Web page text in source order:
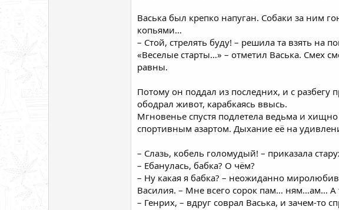
Васька был крепко напуган. Собаки за ним
копьями…
– Стой, стрелять буду! – решила та взять на
«Веселые старты…» – отметил Васька. Смех
равны.
Потому он поддал из последних, и с разбегу
ободрал живот, карабкаясь ввысь.
Мгновенье спустя подлетела ведьма и
спортивным азартом. Дыхание её на
– Слазь, кобель голомудый! – приказала
– Ебанулась, бабка? О чём?
– Ну какая я бабка? – неожиданно
Василия. – Мне всего сорок пам… ням…ам… А
– Генрих, – вдруг соврал Васька, и зачем-то